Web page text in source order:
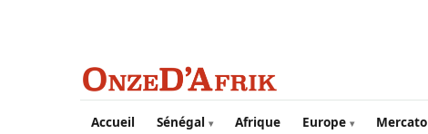
Aller au contenu principal
Accueil Sénégal Afrique Europe Mercato